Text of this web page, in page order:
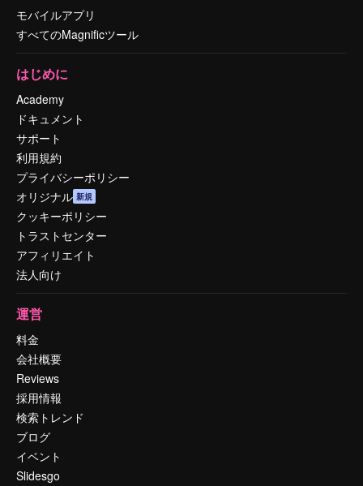
モバイルアプリ
すべてのMagnificツール
はじめに
Academy
ドキュメント
サポート
利用規約
プライバシーポリシー
オリジナル 新規
クッキーポリシー
トラストセンター
アフィリエイト
法人向け
運営
料金
会社概要
Reviews
採用情報
検索トレンド
ブログ
イベント
Slidesgo